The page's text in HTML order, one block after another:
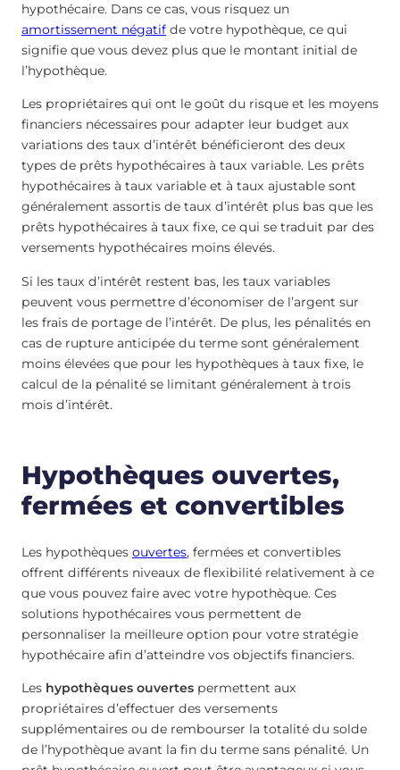
hypothécaire. Dans ce cas, vous risquez un
amortissement négatif de votre hypothèque, ce qui
signifie que vous devez plus que le montant initial de
l’hypothèque.
Les propriétaires qui ont le goût du risque et les moyens
financiers nécessaires pour adapter leur budget aux
variations des taux d’intérêt bénéficieront des deux
types de prêts hypothécaires à taux variable. Les prêts
hypothécaires à taux variable et à taux ajustable sont
généralement assortis de taux d’intérêt plus bas que les
prêts hypothécaires à taux fixe, ce qui se traduit par des
versements hypothécaires moins élevés.
Si les taux d’intérêt restent bas, les taux variables
peuvent vous permettre d’économiser de l’argent sur
les frais de portage de l’intérêt. De plus, les pénalités en
cas de rupture anticipée du terme sont généralement
moins élevées que pour les hypothèques à taux fixe, le
calcul de la pénalité se limitant généralement à trois
mois d’intérêt.
Hypothèques ouvertes,
fermées et convertibles
Les hypothèques ouvertes, fermées et convertibles
offrent différents niveaux de flexibilité relativement à ce
que vous pouvez faire avec votre hypothèque. Ces
solutions hypothécaires vous permettent de
personnaliser la meilleure option pour votre stratégie
hypothécaire afin d’atteindre vos objectifs financiers.
Les hypothèques ouvertes permettent aux
propriétaires d’effectuer des versements
supplémentaires ou de rembourser la totalité du solde
de l’hypothèque avant la fin du terme sans pénalité. Un